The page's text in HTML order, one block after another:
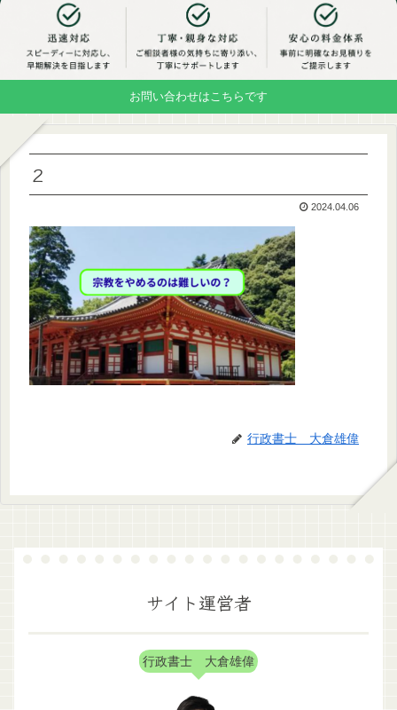
お問い合わせはこちらです
２
2024.04.06
行政書士 大倉雄偉
サイト運営者
行政書士 大倉雄偉